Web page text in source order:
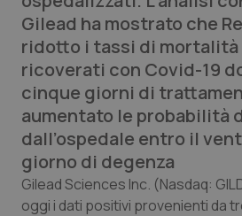
Edizioni Regionali
QS Pro
Professionisti Sanitari.AI
Abruzzo
Basilicata
QS Pro Gold
Artrite & artrosi
QS Club Newsletter
Gilead ha mostrato che
ridotto i tassi di mortalità
ricoverati con Covid-19
cinque giorni di
aumentato le probabilità
dall’ospedale entro il
giorno di degenza
Gilead Sciences Inc. (Nasdaq:
oggi i dati positivi provenienti da